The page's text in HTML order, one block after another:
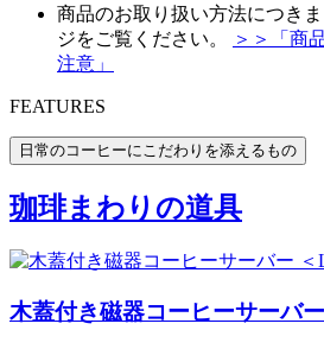
商品のお取り扱い方法につき
ジをご覧ください。
＞＞「商
注意」
FEATURES
日常のコーヒーにこだわりを添えるもの
珈琲まわりの道具
木蓋付き磁器コーヒーサーバ